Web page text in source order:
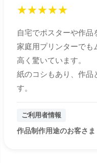
★★★★★
自宅でポスターや作品
家庭用プリンターでも
高く驚いています。
紙のコシもあり、作品
す。
ご利用者情報
作品制作用途のお客さま